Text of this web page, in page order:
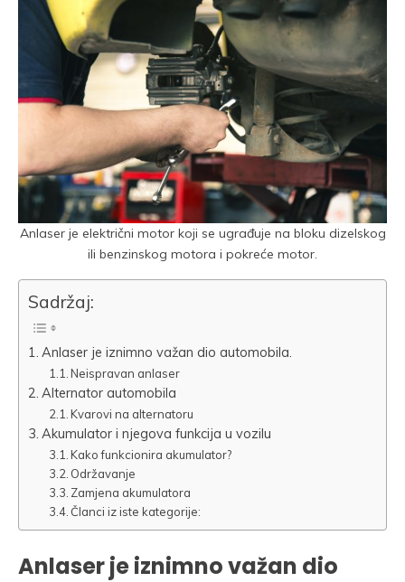
Anlaser je električni motor koji se ugrađuje na bloku dizelskog
ili benzinskog motora i pokreće motor.
Sadržaj:
Anlaser je iznimno važan dio automobila.
Neispravan anlaser
Alternator automobila
Kvarovi na alternatoru
Akumulator i njegova funkcija u vozilu
Kako funkcionira akumulator?
Održavanje
Zamjena akumulatora
Članci iz iste kategorije:
Anlaser je iznimno važan dio